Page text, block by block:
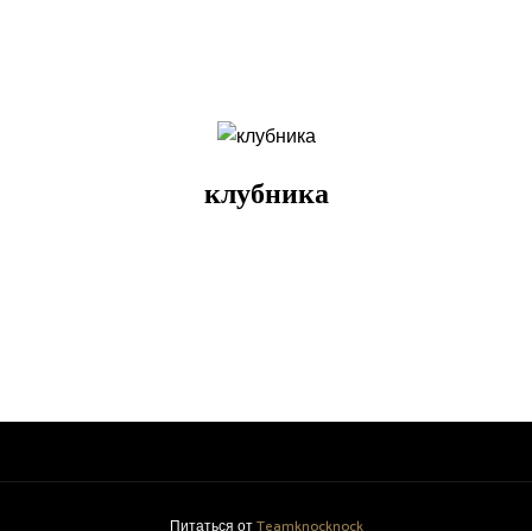
клубника
Питаться отTeamknocknock